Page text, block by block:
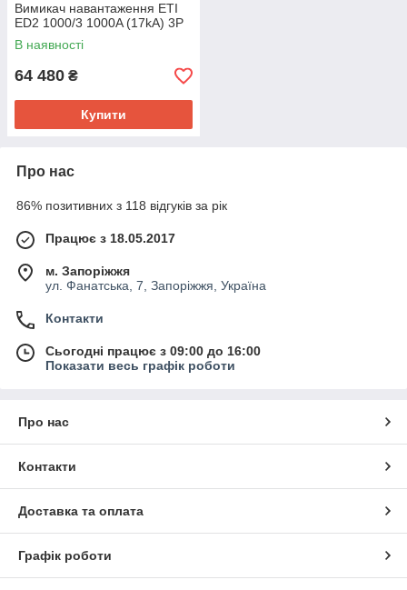
Вимикач навантаження ETI
ED2 1000/3 1000A (17kA) 3P
В наявності
64 480 ₴
Купити
Про нас
86% позитивних з 118 відгуків за рік
Працює з 18.05.2017
м. Запоріжжя
ул. Фанатська, 7, Запоріжжя, Україна
Контакти
Сьогодні працює з 09:00 до 16:00
Показати весь графік роботи
Про нас
Контакти
Доставка та оплата
Графік роботи